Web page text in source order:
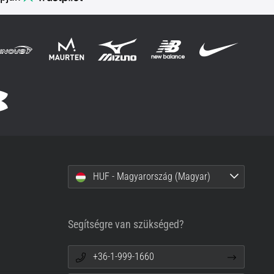
HUF - Magyarország (Magyar)
Segítségre van szükséged?
+36-1-999-1660